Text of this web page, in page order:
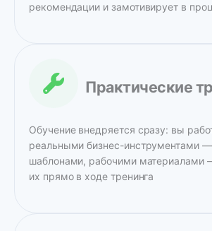
рекомендации и замотивирует в
Практические
Обучение внедряется сразу: вы
реальными бизнес-инструментами
шаблонами, рабочими материалами
их прямо в ходе тренинга